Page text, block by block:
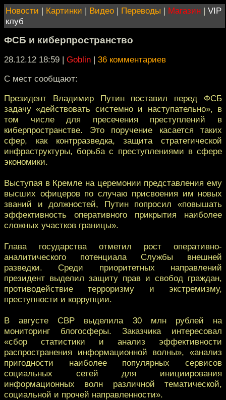
Новости | Картинки | Видео | Переводы | Магазин | VIP
клуб
ФСБ и киберпространство
28.12.12 18:59 | Goblin | 36 комментариев
С мест сообщают:
Президент Владимир Путин поставил перед ФСБ
задачу «действовать системно и наступательно», в
том числе для пресечения преступлений в
киберпространстве. Это поручение касается таких
сфер, как контрразведка, защита стратегической
инфраструктуры, борьба с преступлениями в сфере
экономики.
Выступая в Кремле на церемонии представления ему
высших офицеров по случаю присвоения им новых
званий и должностей, Путин попросил «повышать
эффективность оперативного прикрытия наиболее
сложных участков границы».
Глава государства отметил рост оперативно-
аналитического потенциала Службы внешней
разведки. Среди приоритетных направлений
президент выделил защиту прав и свобод граждан,
противодействие терроризму и экстремизму,
преступности и коррупции.
В августе СВР выделила 30 млн рублей на
мониторинг блогосферы. Заказчика интересовал
«сбор статистики и анализ эффективности
распространения информационной волны», «анализ
пригодности наиболее популярных сервисов
социальных сетей для инициирования
информационных волн различной тематической,
социальной и прочей направленности».